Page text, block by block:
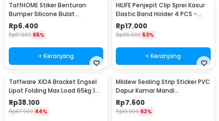
TaffHOME Stiker Benturan
Bumper Silicone Bulat
Hemispherical 100 PCS - FZL10
Rp6.400
Rp17.900 65%
+ Keranjang
HILIFE Penjepit Clip Sprei Kasur
Elastic Band Holder 4 PCS -
200TC
Rp17.000
Rp35.900 53%
+ Keranjang
Taffware XIDA Bracket Engsel
Lipat Folding Max Load 65kg 14
Inch 2 PCS - JM007
Rp38.100
Rp67.900 44%
Mildew Sealing Strip Sticker PVC
Dapur Kamar Mandi
3.7cmx3.2M
Rp7.600
Rp19.900 62%